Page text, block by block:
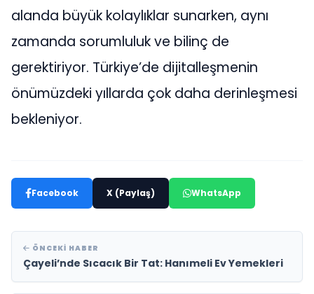
alanda büyük kolaylıklar sunarken, aynı
zamanda sorumluluk ve bilinç de
gerektiriyor. Türkiye’de dijitalleşmenin
önümüzdeki yıllarda çok daha derinleşmesi
bekleniyor.
Facebook X (Paylaş) WhatsApp
ÖNCEKI HABER
Çayeli’nde Sıcacık Bir Tat: Hanımeli Ev Yemekleri